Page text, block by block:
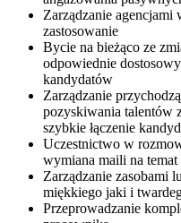
Zarządzanie agencjami
zastosowanie
Bycie na bieżąco ze
odpowiednie
kandydatów
Zarządzanie
pozyskiwania talentów
szybkie łączenie
Uczestnictwo w
wymiana maili na
Zarządzanie zasobami
miękkiego jaki i
Przeprowadzanie